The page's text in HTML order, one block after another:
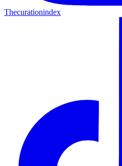
Thecurationindex